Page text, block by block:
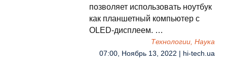
позволяет использовать ноутбук
как планшетный компьютер с
OLED-дисплеем. …
Технологии, Наука
07:00, Ноябрь 13, 2022 | hi-tech.ua